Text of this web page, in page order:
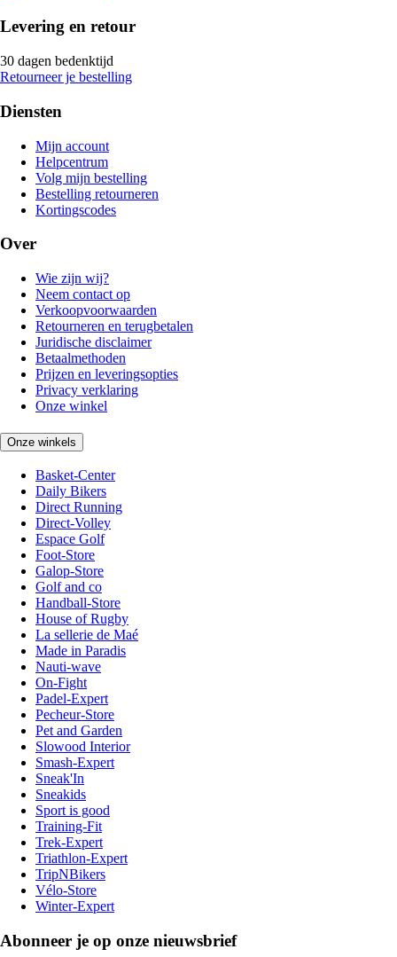
Levering en retour
30 dagen bedenktijd
Retourneer je bestelling
Diensten
Mijn account
Helpcentrum
Volg mijn bestelling
Bestelling retourneren
Kortingscodes
Over
Wie zijn wij?
Neem contact op
Verkoopvoorwaarden
Retourneren en terugbetalen
Juridische disclaimer
Betaalmethoden
Prijzen en leveringsopties
Privacy verklaring
Onze winkel
Onze winkels
Basket-Center
Daily Bikers
Direct Running
Direct-Volley
Espace Golf
Foot-Store
Galop-Store
Golf and co
Handball-Store
House of Rugby
La sellerie de Maé
Made in Paradis
Nauti-wave
On-Fight
Padel-Expert
Pecheur-Store
Pet and Garden
Slowood Interior
Smash-Expert
Sneak'In
Sneakids
Sport is good
Training-Fit
Trek-Expert
Triathlon-Expert
TripNBikers
Vélo-Store
Winter-Expert
Abonneer je op onze nieuwsbrief